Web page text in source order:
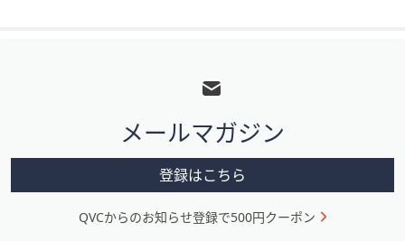
メ
ニ
メールマガジン
登録はこちら
QVCからのお知らせ登録で500円クーポン